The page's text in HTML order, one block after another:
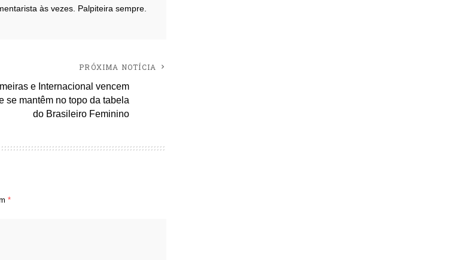
às vezes. Palpiteira sempre.
PRÓXIMA NOTÍCIA
e Internacional vencem
se mantêm no topo da tabela
do Brasileiro Feminino
*